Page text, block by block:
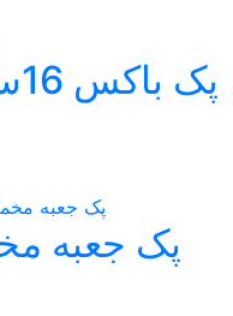
پک باکس 16سانت مینا و زعفران
پک جعبه